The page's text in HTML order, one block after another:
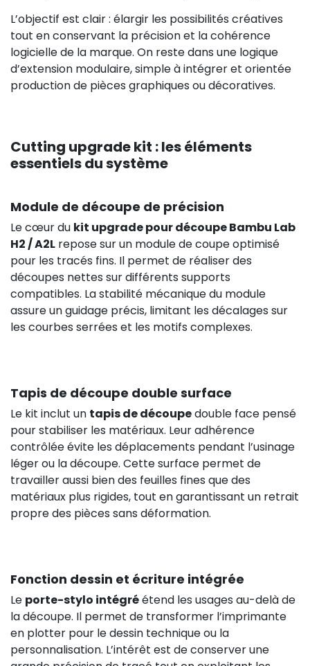
L’objectif est clair : élargir les possibilités créatives
tout en conservant la précision et la cohérence
logicielle de la marque. On reste dans une logique
d’extension modulaire, simple à intégrer et orientée
production de pièces graphiques ou décoratives.
Cutting upgrade kit : les éléments
essentiels du système
Module de découpe de précision
Le cœur du kit upgrade pour découpe Bambu Lab
H2 / A2L repose sur un module de coupe optimisé
pour les tracés fins. Il permet de réaliser des
découpes nettes sur différents supports
compatibles. La stabilité mécanique du module
assure un guidage précis, limitant les décalages sur
les courbes serrées et les motifs complexes.
Tapis de découpe double surface
Le kit inclut un tapis de découpedouble face pensé
pour stabiliser les matériaux. Leur adhérence
contrôlée évite les déplacements pendant l’usinage
léger ou la découpe. Cette surface permet de
travailler aussi bien des feuilles fines que des
matériaux plus rigides, tout en garantissant un retrait
propre des pièces sans déformation.
Fonction dessin et écriture intégrée
Le porte-stylo intégréétend les usages au-delà de
la découpe. Il permet de transformer l’imprimante
en plotter pour le dessin technique ou la
personnalisation. L’intérêt est de conserver une